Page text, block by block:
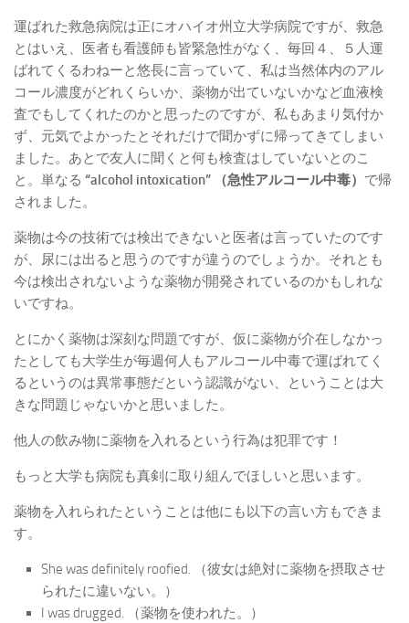
運ばれた救急病院は正にオハイオ州立大学病院ですが、救急
とはいえ、医者も看護師も皆緊急性がなく、毎回４、５人運
ばれてくるわねーと悠長に言っていて、私は当然体内のアル
コール濃度がどれくらいか、薬物が出ていないかなど血液検
査でもしてくれたのかと思ったのですが、私もあまり気付か
ず、元気でよかったとそれだけで聞かずに帰ってきてしまい
ました。あとで友人に聞くと何も検査はしていないとのこ
と。単なる “alcohol intoxication” （急性アルコール中毒） で帰
されました。
薬物は今の技術では検出できないと医者は言っていたのです
が、尿には出ると思うのですが違うのでしょうか。それとも
今は検出されないような薬物が開発されているのかもしれな
いですね。
とにかく薬物は深刻な問題ですが、仮に薬物が介在しなかっ
たとしても大学生が毎週何人もアルコール中毒で運ばれてく
るというのは異常事態だという認識がない、ということは大
きな問題じゃないかと思いました。
他人の飲み物に薬物を入れるという行為は犯罪です！
もっと大学も病院も真剣に取り組んでほしいと思います。
薬物を入れられたということは他にも以下の言い方もできま
す。
She was definitely roofied. （彼女は絶対に薬物を摂取させ
られたに違いない。）
I was drugged. （薬物を使われた。）